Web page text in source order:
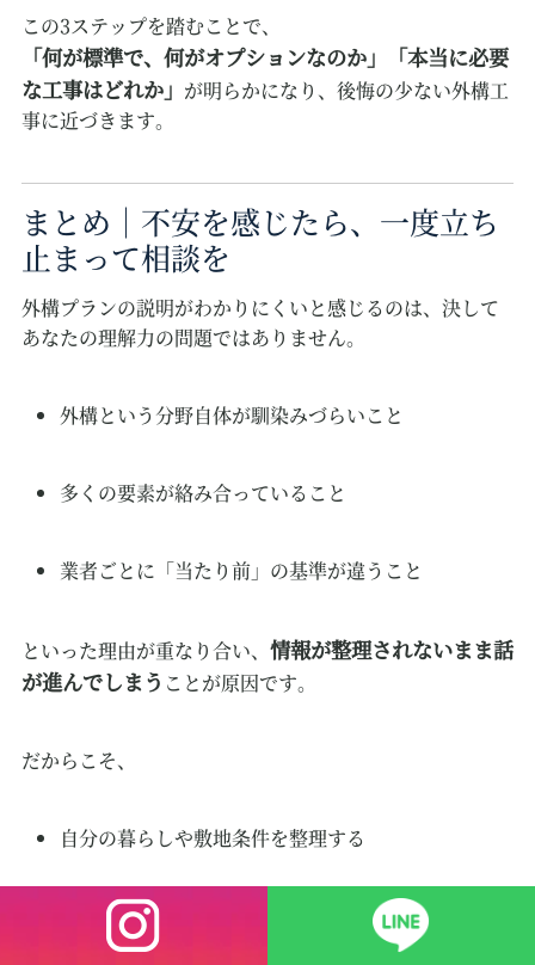
この3ステップを踏むことで、
「何が標準で、何がオプションなのか」「本当に必要
な工事はどれか」 が明らかになり、後悔の少ない外構工
事に近づきます。
まとめ｜不安を感じたら、一度立ち
止まって相談を
外構プランの説明がわかりにくいと感じるのは、決して
あなたの理解力の問題ではありません。
外構という分野自体が馴染みづらいこと
多くの要素が絡み合っていること
業者ごとに「当たり前」の基準が違うこと
といった理由が重なり合い、 情報が整理されないまま話
が進んでしまう ことが原因です。
だからこそ、
自分の暮らしや敷地条件を整理する
複数業者の提案を比較する